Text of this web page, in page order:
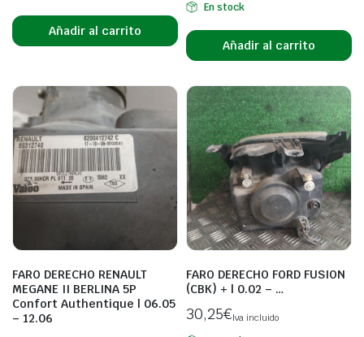
Añadir al carrito
En stock
Añadir al carrito
FARO DERECHO RENAULT
MEGANE II BERLINA 5P
Confort Authentique | 06.05
– 12.06
FARO DERECHO FORD FUSION
(CBK) + | 0.02 – …
30,25€Iva incluido